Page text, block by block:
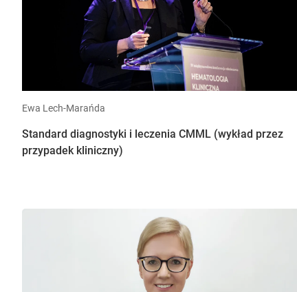
Ewa Lech-Marańda
Standard diagnostyki i leczenia CMML (wykład przez
przypadek kliniczny)